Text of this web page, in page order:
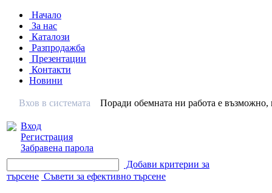
Начало
За нас
Каталози
Разпродажба
Презентации
Контакти
Новини
Вхов в системата
Вход
Регистрация
Забравена парола
Поради обемната ни работа е
Добави критерии за
търсене Съвети за ефективно търсене